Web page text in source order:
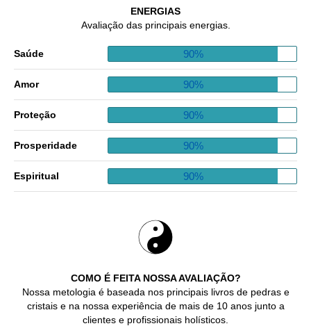
COMO É FEITA NOSSA AVALIAÇÃO?
Nossa metologia é baseada nos principais livros de pedras e
cristais e na nossa experiência de mais de 10 anos junto a
clientes e profissionais holísticos.
ENERGIAS
Avaliação das principais energias.
Saúde 90%
Amor 90%
Proteção 90%
Prosperidade 90%
Espiritual 90%